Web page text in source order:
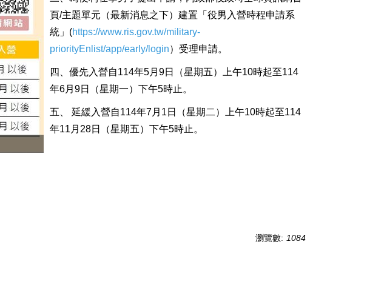
頁/主題單元（最新消息之下）建置「役男入營時程申請系
統」(https://www.ris.gov.tw/military-
priorityEnlist/app/early/login）受理申請。
四、優先入營自114年5月9日（星期五）上午10時起至114
年6月9日（星期一）下午5時止。
五、 延緩入營自114年7月1日（星期二）上午10時起至114
年11月28日（星期五）下午5時止。
瀏覽數: 1084